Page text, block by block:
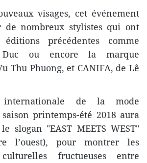
visages, cet événement
nombreux stylistes qui ont
précédentes comme
ou encore la marque
Thu Phuong, et CANIFA, de Lê
de la mode
printemps-été 2018 aura
slogan "EAST MEETS WEST"
l’ouest), pour montrer les
fructueuses entre